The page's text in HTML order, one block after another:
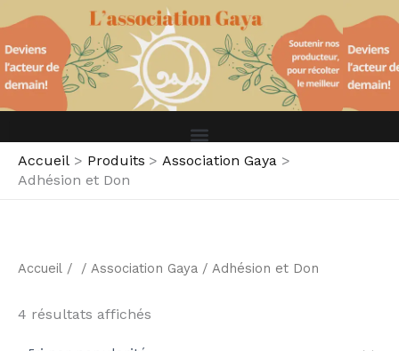
au
contenu
Accueil Produits
Association Gaya
Adhésion et Don
é
e
c
i
n
e
c
t
Accueil / / Association Gaya / Adhésion et Don
4 résultats affichés